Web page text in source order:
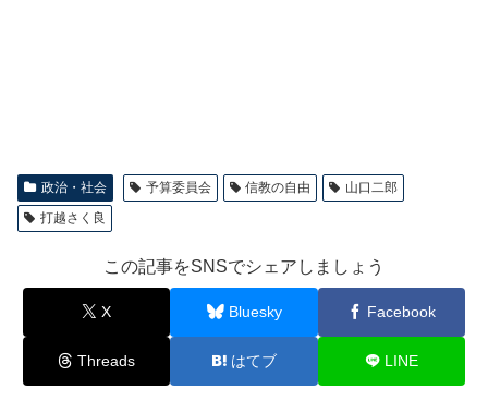
政治・社会 予算委員会 信教の自由
山口二郎
打越さく良
この記事をSNSでシェアしましょう
X Bluesky Facebook
Threads はてブ LINE